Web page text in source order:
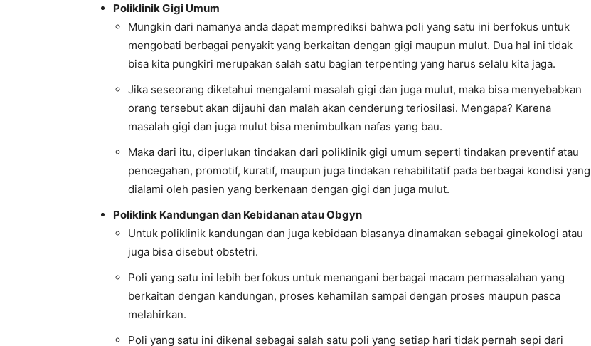
Poliklinik Gigi Umum
Mungkin dari namanya anda dapat memprediksi bahwa poli yang satu ini berfokus untuk
mengobati berbagai penyakit yang berkaitan dengan gigi maupun mulut. Dua hal ini tidak
bisa kita pungkiri merupakan salah satu bagian terpenting yang harus selalu kita jaga.
Jika seseorang diketahui mengalami masalah gigi dan juga mulut, maka bisa menyebabkan
orang tersebut akan dijauhi dan malah akan cenderung teriosilasi. Mengapa? Karena
masalah gigi dan juga mulut bisa menimbulkan nafas yang bau.
Maka dari itu, diperlukan tindakan dari poliklinik gigi umum seperti tindakan preventif atau
pencegahan, promotif, kuratif, maupun juga tindakan rehabilitatif pada berbagai kondisi yang
dialami oleh pasien yang berkenaan dengan gigi dan juga mulut.
Poliklink Kandungan dan Kebidanan atau Obgyn
Untuk poliklinik kandungan dan juga kebidaan biasanya dinamakan sebagai ginekologi atau
juga bisa disebut obstetri.
Poli yang satu ini lebih berfokus untuk menangani berbagai macam permasalahan yang
berkaitan dengan kandungan, proses kehamilan sampai dengan proses maupun pasca
melahirkan.
Poli yang satu ini dikenal sebagai salah satu poli yang setiap hari tidak pernah sepi dari